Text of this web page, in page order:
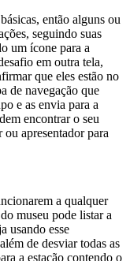
então alguns ou
seguindo suas
um ícone para a
em outra tela,
que eles estão no
de navegação que
e as envia para a
encontrar o seu
ou apresentador para
a qualquer
museu pode listar a
usando esse
de desviar todas as
a estação contendo o